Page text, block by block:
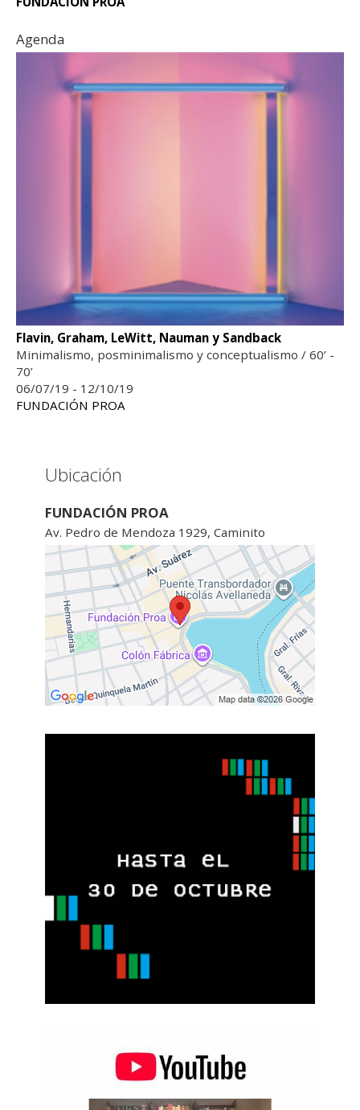
Agenda
Flavin, Graham, LeWitt, Nauman y Sandback
Minimalismo, posminimalismo y conceptualismo / 60’ -
70’
06/07/19 - 12/10/19
FUNDACIÓN PROA
Ubicación
FUNDACIÓN PROA
Av. Pedro de Mendoza 1929, Caminito